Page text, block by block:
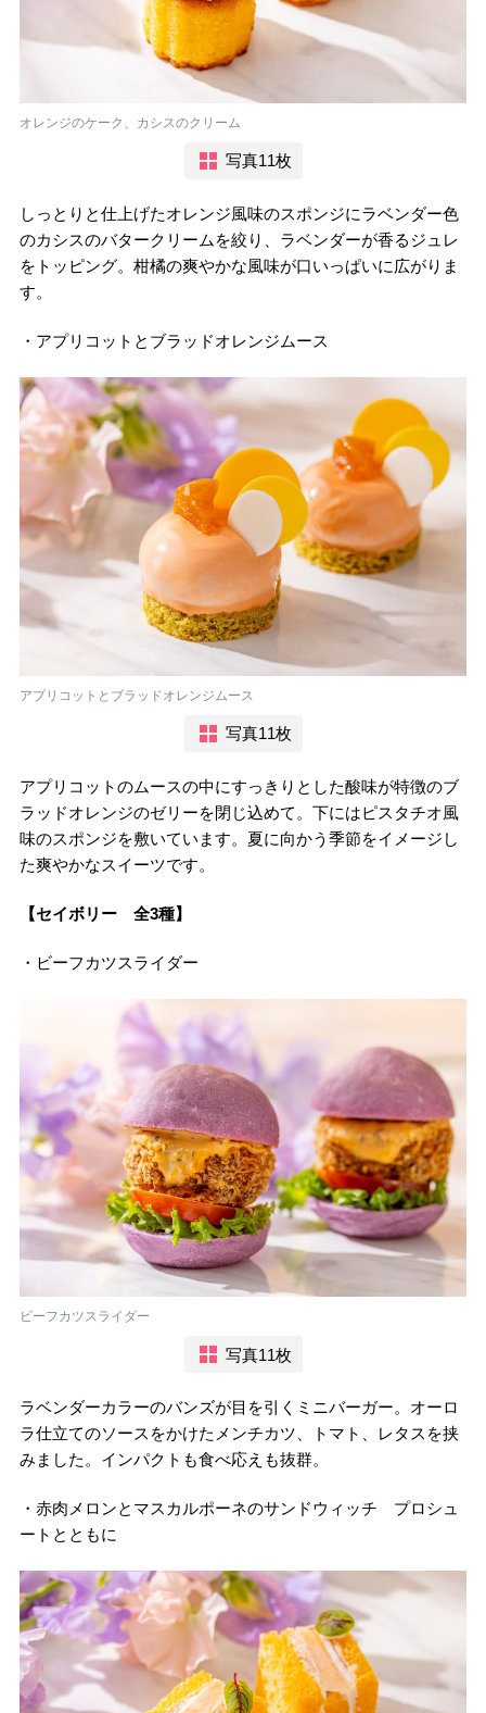
オレンジのケーク、カシスのクリーム
写真11枚
しっとりと仕上げたオレンジ風味のスポンジにラベンダー色
のカシスのバタークリームを絞り、ラベンダーが香るジュレ
をトッピング。柑橘の爽やかな風味が口いっぱいに広がりま
す。
・アプリコットとブラッドオレンジムース
アプリコットとブラッドオレンジムース
写真11枚
アプリコットのムースの中にすっきりとした酸味が特徴のブ
ラッドオレンジのゼリーを閉じ込めて。下にはピスタチオ風
味のスポンジを敷いています。夏に向かう季節をイメージし
た爽やかなスイーツです。
【セイボリー 全3種】
・ビーフカツスライダー
ビーフカツスライダー
写真11枚
ラベンダーカラーのバンズが目を引くミニバーガー。オーロ
ラ仕立てのソースをかけたメンチカツ、トマト、レタスを挟
みました。インパクトも食べ応えも抜群。
・赤肉メロンとマスカルポーネのサンドウィッチ プロシュ
ートとともに